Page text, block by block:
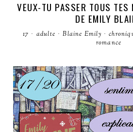
VEUX-TU PASSER TOUS TES
DE EMILY
17 · adulte · Blaine Emily ·
romance